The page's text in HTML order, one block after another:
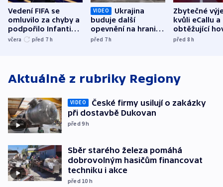
Vedení FIFA se
omluvilo za chyby a
podpořilo Infantina.
UEFA trvá na
včera před 7 h
VIDEO
Ukrajina
buduje další
opevnění na hranici
s Běloruskem
před 7h
Zbytečné
kvůli eCallu a
obtěžující
zdržují
před 8h
Aktuálně z rubriky Regiony
VIDEO
České firmy usilují o zakázky
při dostavbě Dukovan
před 9h
Sběr starého železa pomáhá
dobrovolným hasičům financovat
techniku i akce
před 10 h